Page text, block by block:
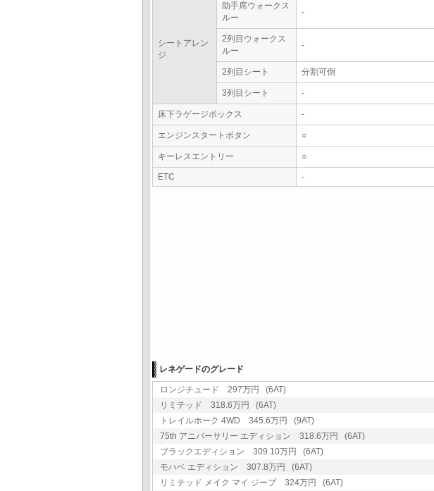
シートアレン
ジ
助手席ウォークス
ルー
-
2列目ウォークス
ルー
-
2列目シート 分割可倒
3列目シート -
床下ラゲージボックス -
エンジンスタートボタン ○
キーレスエントリー ○
ETC -
レネゲードのグレード
ロンジチュード 297万円 (6AT)
リミテッド 318.6万円 (6AT)
トレイルホーク 4WD 345.6万円 (9AT)
75th アニバーサリー エディション 318.6万円 (6AT)
ブラックエディション 309.10万円 (6AT)
モハベ エディション 307.8万円 (6AT)
リミテッド メイク マイ ジープ 324万円 (6AT)